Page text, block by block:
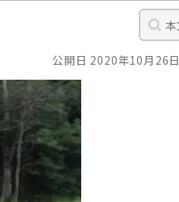
公開日 2020年10月26日